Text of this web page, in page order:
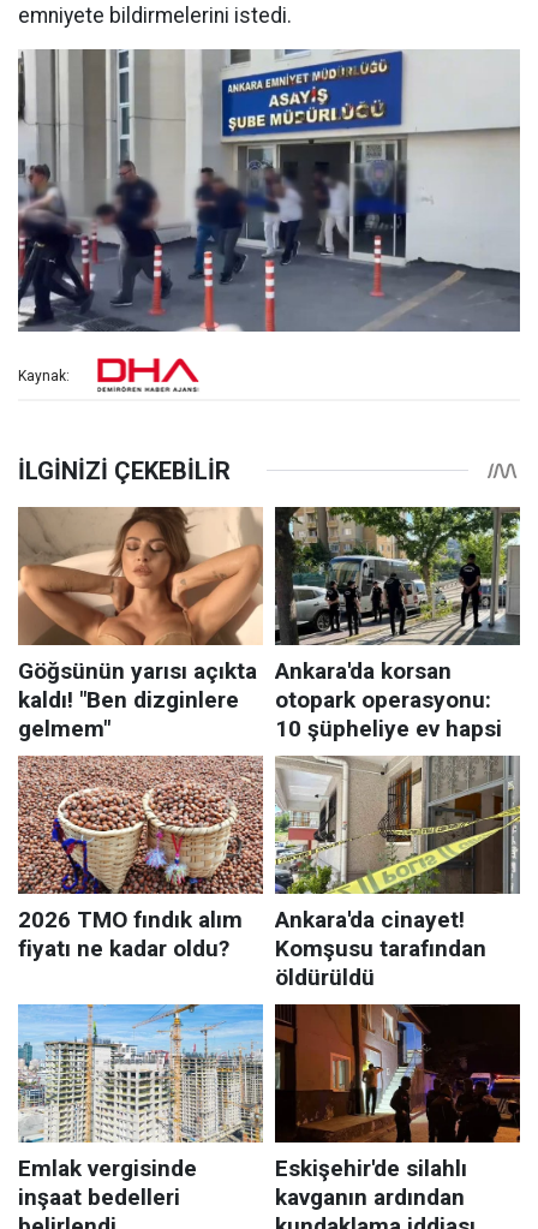
emniyete bildirmelerini istedi.
Kaynak: